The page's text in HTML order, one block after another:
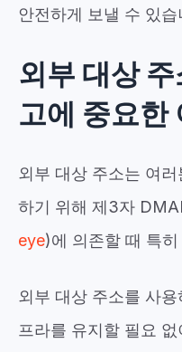
안전하게 보낼 수 있습
외부 대상
고에 중요한
외부 대상 주소는 여
하기 위해 제3자
eye)에 의존할 때 특
외부 대상 주소를 사
프라를 유지할 필요